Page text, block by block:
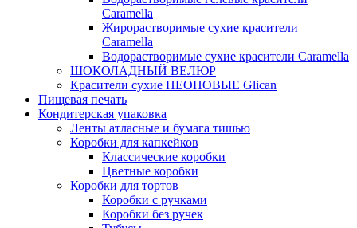
Caramella
Жирорастворимые сухие красители
Caramella
Водорастворимые сухие красители Caramella
ШОКОЛАДНЫЙ ВЕЛЮР
Красители сухие НЕОНОВЫЕ Glican
Пищевая печать
Кондитерская упаковка
Ленты атласные и бумага тишью
Коробки для капкейков
Классические коробки
Цветные коробки
Коробки для тортов
Коробки с ручками
Коробки без ручек